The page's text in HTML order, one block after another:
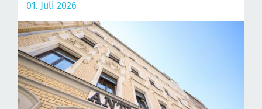
01. Juli 2026